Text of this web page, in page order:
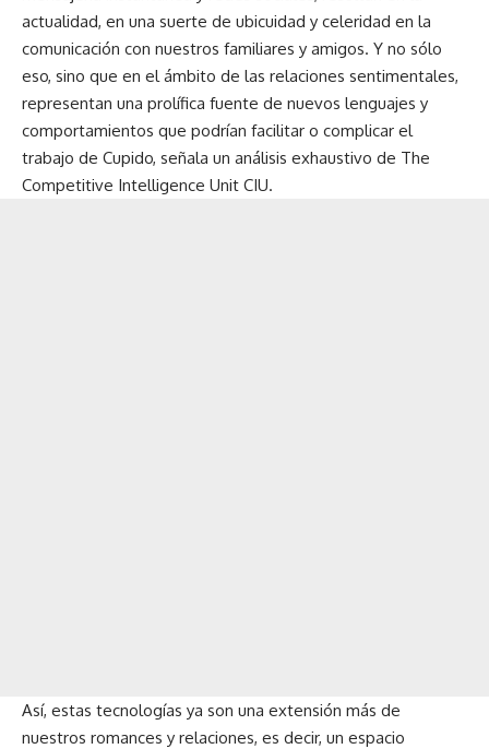
actualidad, en una suerte de ubicuidad y celeridad en la
comunicación con nuestros familiares y amigos. Y no sólo
eso, sino que en el ámbito de las relaciones sentimentales,
representan una prolífica fuente de nuevos lenguajes y
comportamientos que podrían facilitar o complicar el
trabajo de Cupido, señala un análisis exhaustivo de The
Competitive Intelligence Unit CIU.
Así, estas tecnologías ya son una extensión más de
nuestros romances y relaciones, es decir, un espacio